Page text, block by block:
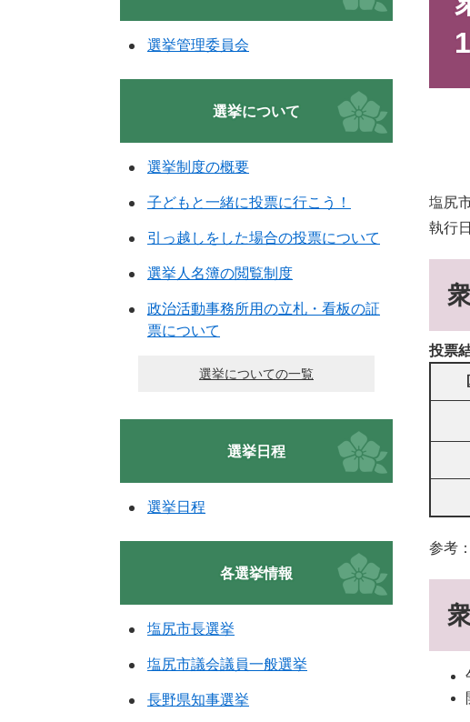
塩尻
執行
投票
参考
選挙管理委員会
選挙について
選挙制度の概要
子どもと一緒に投票に行こう！
引っ越しをした場合の投票について
選挙人名簿の閲覧制度
政治活動事務所用の立札・看板の証
票について
選挙についての一覧
選挙日程
選挙日程
各選挙情報
塩尻市長選挙
塩尻市議会議員一般選挙
長野県知事選挙